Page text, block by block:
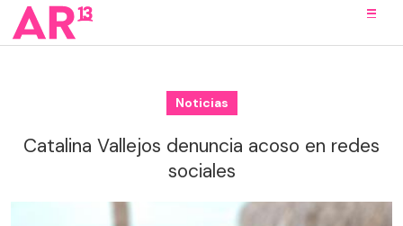
Noticias
Catalina Vallejos denuncia acoso en redes
sociales